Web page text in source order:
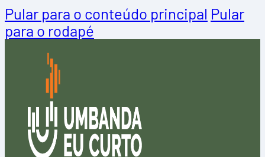
Pular para o conteúdo principal Pular
para o rodapé